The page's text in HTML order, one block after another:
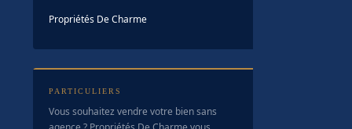
Propriétés De Charme
PARTICULIERS
Vous souhaitez vendre votre bien sans